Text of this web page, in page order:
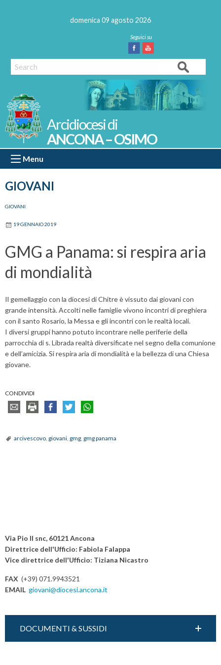
domenica 09 agosto 2026
Facebook
Youtube
Search
GIOVANI
ANCONA – OSIMO
Menu
GIOVANI
19 GENNAIO 2019
GMG a Panama: si respira aria
di mondialità
Il gemellaggio con la diocesi di Chitre è vissuto dai giovani con
grande intensità. Accolti nelle famiglie vivono incontri di preghiera
con il santo Rosario, la Messa e gli incontri con le realtà locali.
I diversi gruppi hanno potuto incontrare nelle periferie della
parrocchia di s. Librada realtà diversificate nel segno della comunione
e dell’amicizia. Si respira aria di mondialità e la bellezza di una Chiesa
giovane.
CONDIVIDI
arcivescovo giovani gmg gmg panama
Via Pio II snc, 60121 Ancona
Direttrice dell'Ufficio: Fabiola Falappa
Vice direttrice dell'Ufficio: Tiziana Nicastro
FAX (+39) 071.9943521
EMAIL giovani@diocesi.ancona.it
DOCUMENTI & SUSSIDI